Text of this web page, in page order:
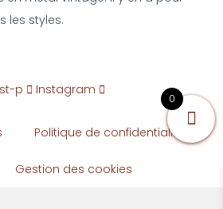
les styles.
p Instagram
Politique de confidentialité
Gestion des cookies
0